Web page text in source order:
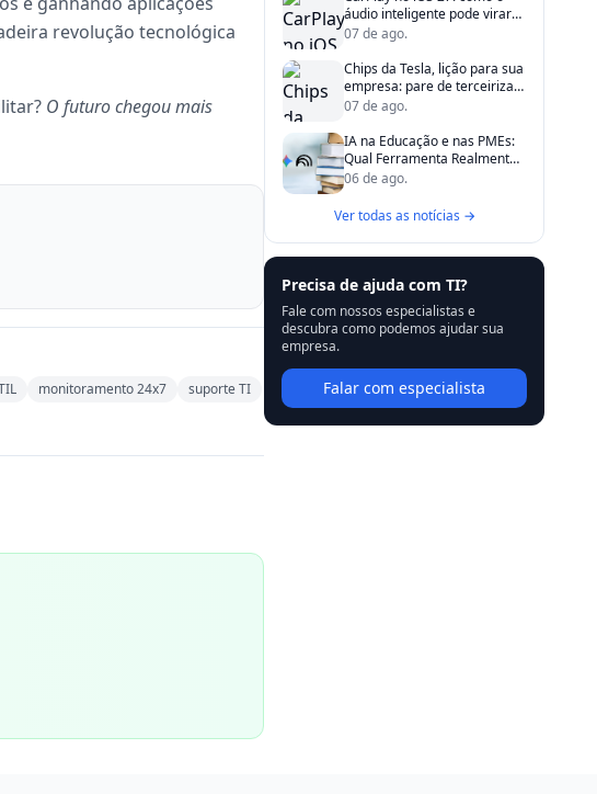
revolução tecnológica
O futuro chegou mais
monitoramento 24x7
suporte TI
áudio inteligente pode virar
aliado da produtividade
07 de ago.
Chips da Tesla, lição para sua
empresa: pare de terceirizar
riscos críticos
07 de ago.
IA na Educação e nas PMEs:
Qual Ferramenta Realmente
Resolve?
06 de ago.
Ver todas as notícias →
Precisa de ajuda com TI?
Fale com nossos especialistas e
descubra como podemos ajudar sua
empresa.
Falar com especialista